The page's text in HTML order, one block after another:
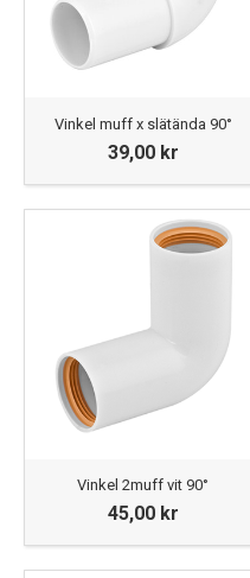
Vinkel muff x slätända 90°
39,00 kr
Vinkel 2muff vit 90°
45,00 kr